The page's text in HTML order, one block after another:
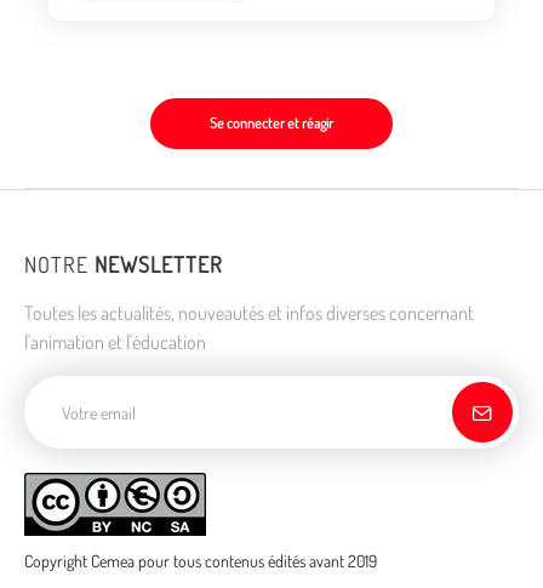
Se connecter et réagir
NOTRE NEWSLETTER
Toutes les actualités, nouveautés et infos diverses concernant
l'animation et l'éducation
Copyright Cemea pour tous contenus édités avant 2019